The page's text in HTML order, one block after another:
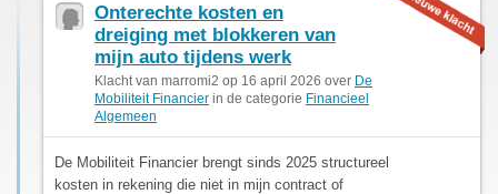
Onterechte kosten en
dreiging met blokkeren van
mijn auto tijdens werk
Klacht van marromi2 op 16 april 2026 over De
Mobiliteit Financier in de categorie Financieel
Algemeen
De Mobiliteit Financier brengt sinds 2025 structureel
kosten in rekening die niet in mijn contract of